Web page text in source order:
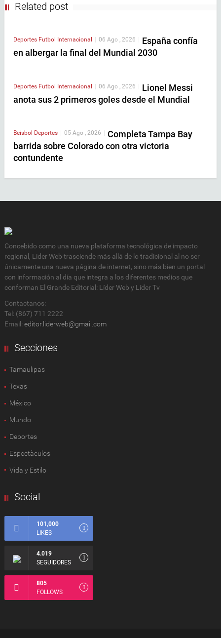
Related post
Deportes Futbol Internacional 06 Ago , 2026
España confía
en albergar la final del Mundial 2030
Deportes Futbol Internacional | 06 Ago , 2026 | Lionel Messi
anota sus 2 primeros goles desde el Mundial
Beisbol Deportes 05 Ago , 2026
Completa Tampa Bay
barrida sobre Colorado con otra victoria
contundente
Concebido como una nueva plataforma tecnológica de impacto
regional, Lider Web trasciende más allá de lo tradicional al no ser
únicamente una nueva página de internet, sino más bien un portal
con información al día que integra a los diferentes medios que
conforman El Grande Editorial: Líder Web y Líder Tv
Contactanos:
Tel: (867) 711 2222
Email: editor.liderweb@gmail.com
Secciones
Tamaulipas
Texas
México
Mundo
Deportes
Espectàculos
Vida y Estilo
Social
101,000
LIKES
4.019
SEGUIDORES
805
FOLLOWS